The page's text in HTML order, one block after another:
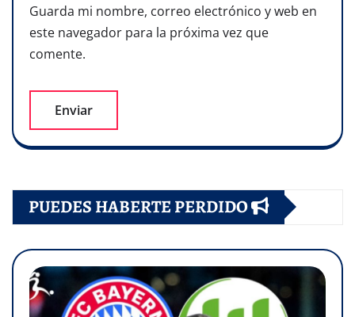
Guarda mi nombre, correo electrónico y web en
este navegador para la próxima vez que
comente.
PUEDES HABERTE PERDIDO